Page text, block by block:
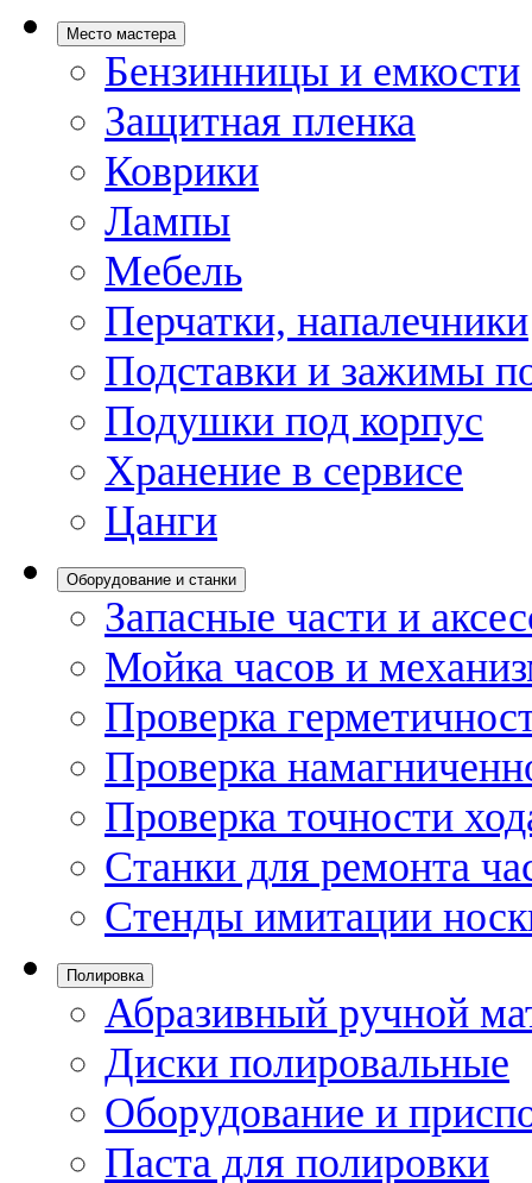
Место мастера
Бензинницы и емкости
Защитная пленка
Коврики
Лампы
Мебель
Перчатки, напалечники
Подставки и зажимы
Подушки под корпус
Хранение в сервисе
Цанги
Оборудование и станки
Запасные части и
Мойка часов и
Проверка
Проверка
Проверка точности
Станки для ремонта
Стенды имитации
Полировка
Абразивный ручной
Диски полировальные
Оборудование и
Паста для полировки